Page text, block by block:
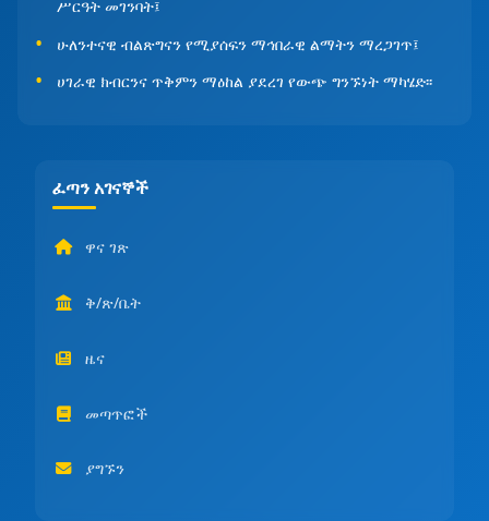
ሥርዓት መገንባት፤
ሁለንተናዊ ብልጽግናን የሚያሰፍን ማኅበራዊ ልማትን ማረጋገጥ፤
ሀገራዊ ክብርንና ጥቅምን ማዕከል ያደረገ የውጭ ግንኙነት ማካሄድ፡፡
ፈጣን አገናኞች
ዋና ገጽ
ቅ/ጽ/ቤት
ዜና
መጣጥፎች
ያግኙን